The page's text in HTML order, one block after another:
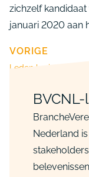
zichzelf
januari 2020 aan
VORIGE
Nederland